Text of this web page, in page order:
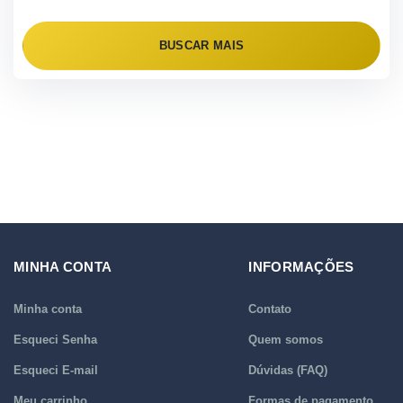
BUSCAR MAIS
MINHA CONTA
Minha conta
Esqueci Senha
Esqueci E-mail
INFORMAÇÕES
Contato
Quem somos
Dúvidas (FAQ)